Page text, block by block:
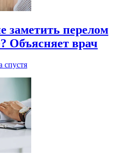
заметить перелом
Объясняет врач
спустя